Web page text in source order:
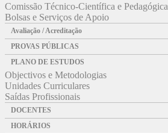
Comissão Técnico-Científica e Pedagógica
Bolsas e Serviços de Apoio
Avaliação / Acreditação
PROVAS PÚBLICAS
PLANO DE ESTUDOS
Objectivos e Metodologias
Unidades Curriculares
Saídas Profissionais
DOCENTES
HORÁRIOS